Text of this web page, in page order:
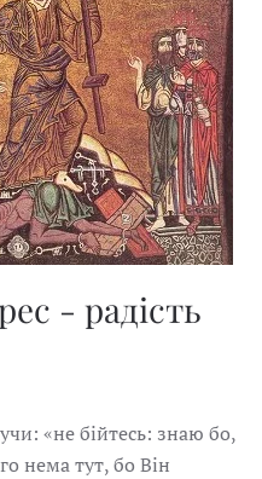
- радість
«не бійтесь: знаю бо,
нема тут, бо Він